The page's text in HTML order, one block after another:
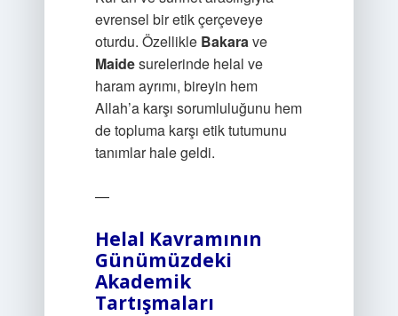
evrensel bir etik çerçeveye
oturdu. Özellikle Bakarave
Maidesurelerinde helal ve
haram ayrımı, bireyin hem
Allah’a karşı sorumluluğunu hem
de topluma karşı etik tutumunu
tanımlar hale geldi.
—
Helal Kavramının
Günümüzdeki
Akademik
Tartışmaları